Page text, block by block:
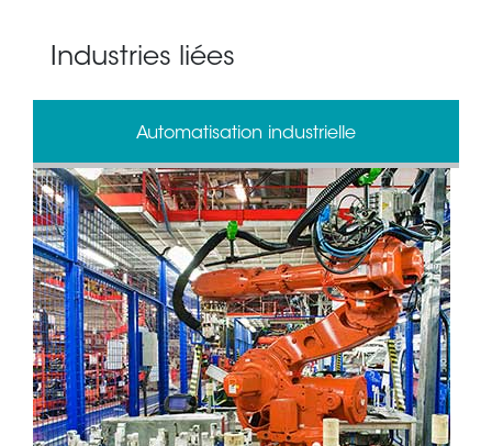
Industries liées
Automatisation industrielle